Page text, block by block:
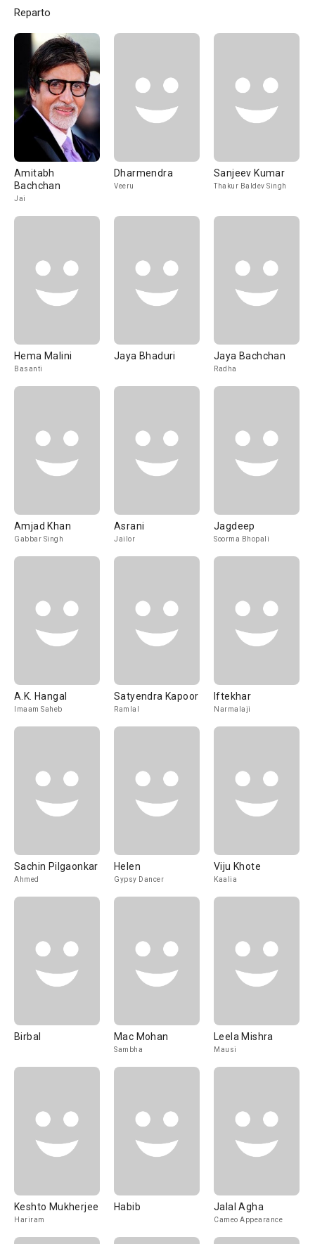
Reparto
Amitabh
Bachchan
Jai
Dharmendra
Veeru
Sanjeev Kumar
Thakur Baldev Singh
Hema Malini
Basanti
Jaya Bhaduri Jaya Bachchan
Radha
Amjad Khan
Gabbar Singh
Asrani
Jailor
Jagdeep
Soorma Bhopali
A.K. Hangal
Imaam Saheb
Satyendra Kapoor
Ramlal
Iftekhar
Narmalaji
Sachin Pilgaonkar
Ahmed
Helen
Gypsy Dancer
Viju Khote
Kaalia
Birbal Mac Mohan
Sambha
Leela Mishra
Mausi
Keshto Mukherjee
Hariram
Habib Jalal Agha
Cameo Appearance